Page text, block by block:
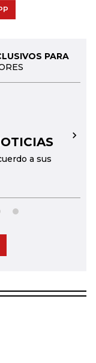
PARA
a sus
→